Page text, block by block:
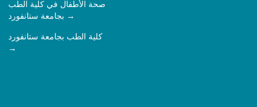
صحة الأطفال في كلية الطب
بجامعة ستانفورد
كلية الطب بجامعة ستانفورد